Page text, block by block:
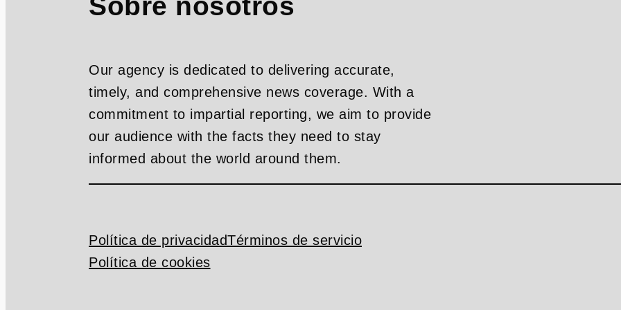
Sobre nosotros
Our agency is dedicated to delivering accurate,
timely, and comprehensive news coverage. With a
commitment to impartial reporting, we aim to provide
our audience with the facts they need to stay
informed about the world around them.
Política de privacidadTérminos de servicio
Política de cookies